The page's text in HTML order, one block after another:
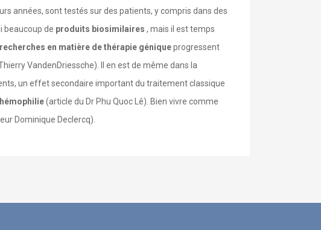
années, sont testés sur des patients, y compris dans des
beaucoup de produits biosimilaires , mais il est temps
recherches en matière de thérapie géniqueprogressent
VandenDriessche). Il en est de même dans la
un effet secondaire important du traitement classique
(article du Dr Phu Quoc Lê). Bien vivre comme
Dominique Declercq).